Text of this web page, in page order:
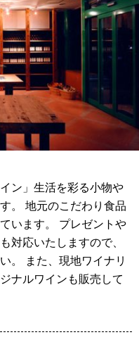
ン」生活を彩る小物や
。 地元のこだわり食品
います。 プレゼントや
対応いたしますので、
。 また、現地ワイナリ
ナルワインも販売して